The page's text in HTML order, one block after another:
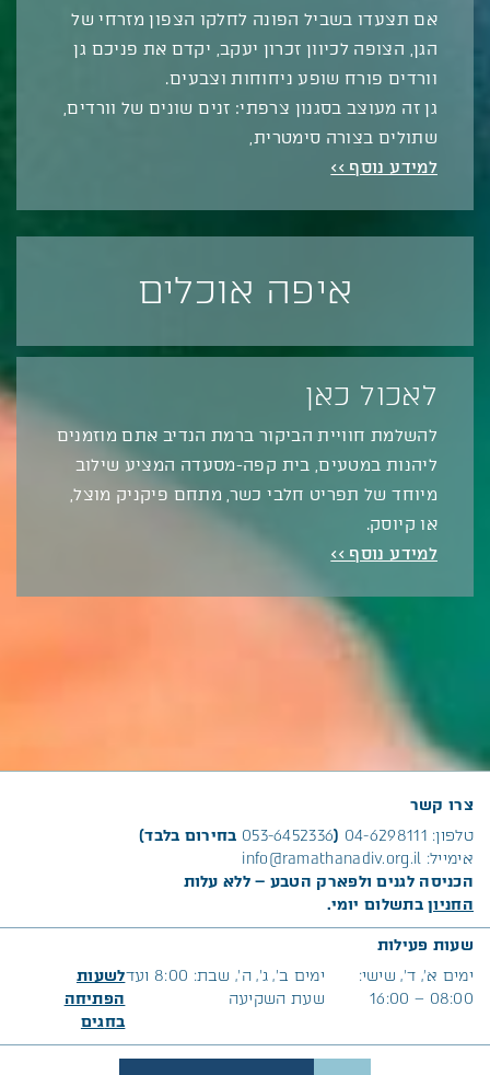
אם תצעדו בשביל הפונה לחלקו הצפון מזרחי של
הגן, הצופה לכיוון זכרון יעקב, יקדם את פניכם גן
וורדים פורח שופע ניחוחות וצבעים.
גן זה מעוצב בסגנון צרפתי: זנים שונים של וורדים,
שתולים בצורה סימטרית,
למידע נוסף >>
איפה אוכלים
לאכול כאן
להשלמת חוויית הביקור ברמת הנדיב אתם מוזמנים
ליהנות במטעים, בית קפה-מסעדה המציע שילוב
מיוחד של תפריט חלבי כשר, מתחם פיקניק מוצל,
או קיוסק.
למידע נוסף >>
צרו קשר
טלפון: 04-6298111
(
053-6452336 בחירום בלבד)
אימייל: info@ramathanadiv.org.il
הכניסה לגנים ולפארק הטבע – ללא עלות
החניוןבתשלום יומי.
שעות פעילות
ימים א׳, ד’, שישי:
08:00 – 16:00
ימים ב’, ג’, ה’, שבת: 8:00 ועד
שעת השקיעה
לשעות
הפתיחה
בחגים